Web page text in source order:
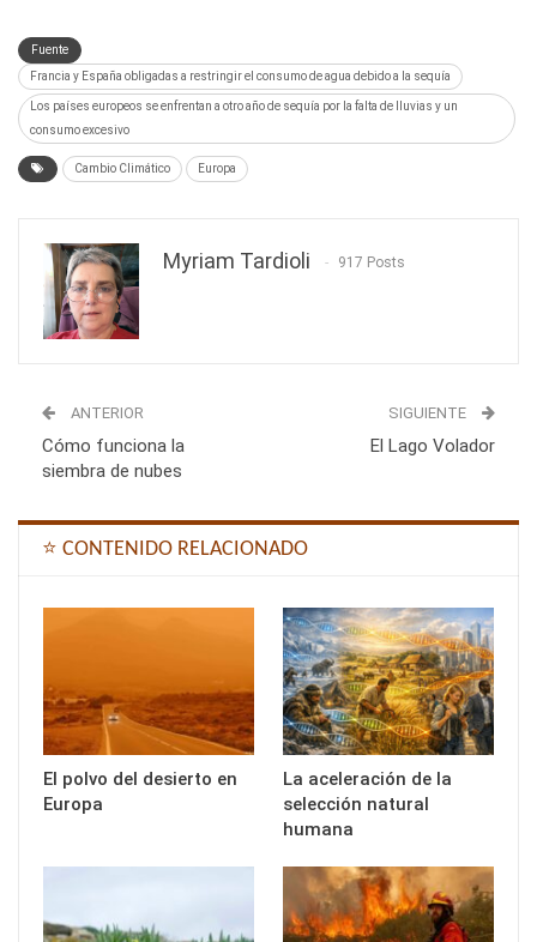
Fuente
Francia y España obligadas a restringir el consumo de agua debido a la sequía
Los países europeos se enfrentan a otro año de sequía por la falta de lluvias y un
consumo excesivo
Cambio Climático Europa
Myriam Tardioli 917 Posts
ANTERIOR
Cómo funciona la
siembra de nubes
SIGUIENTE
El Lago Volador
⭐ CONTENIDO RELACIONADO
El polvo del desierto en
Europa
La aceleración de la
selección natural
humana